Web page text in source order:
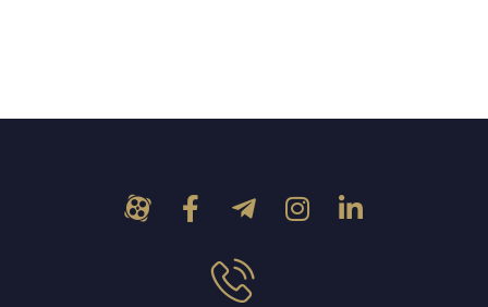
اهمیت منبع یابی تأمین کننده در دبی